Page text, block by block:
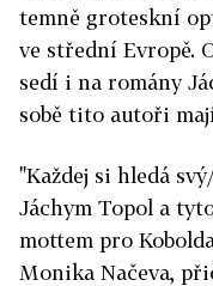
temně groteskní
ve střední Evropě.
sedí i na romány
sobě tito autoři
"Každej si hledá
Jáchym Topol a
mottem pro
Monika Načeva,